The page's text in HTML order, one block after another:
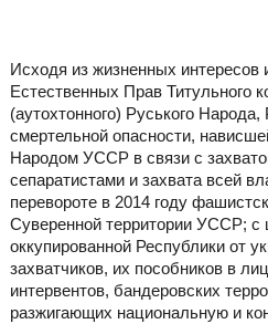
Исходя из жизненных интересов
Естественных Прав Титульного
(аутохтонного) Руського
смертельной опасности,
Народом УССР в связи с
сепаратистами и захвата всей
перевороте в 2014 году
Суверенной территории УССР; с
оккупированной Республики от
захватчиков, их пособников в
интервентов, бандеровских
разжигающих национальную и